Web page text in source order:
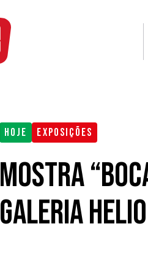
HOJE EXPOSIÇÕES
Mostra
Galeria